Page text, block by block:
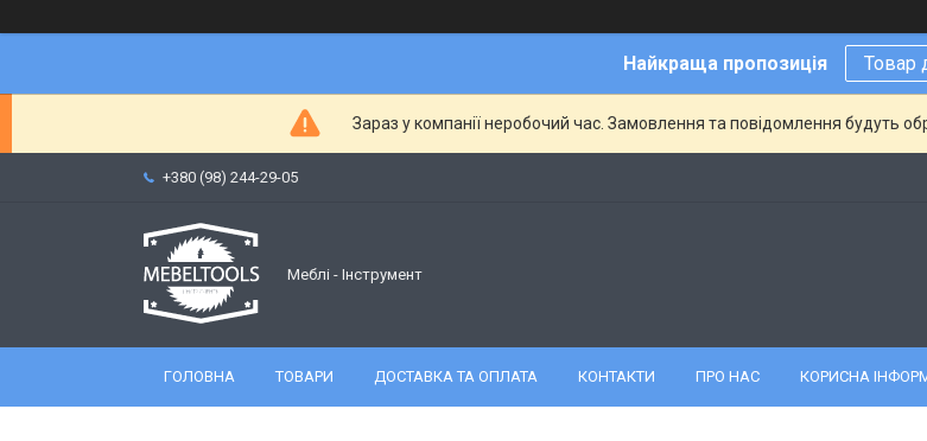
Найкраща пропозиція Товар
Зараз у компанії неробочий час. Замовлення та повідомлення будуть
+380 (98) 244-29-05
Меблі - Інструмент
ГОЛОВНА ТОВАРИ ДОСТАВКА ТА ОПЛАТА КОНТАКТИ ПРО НАС КОРИСНА